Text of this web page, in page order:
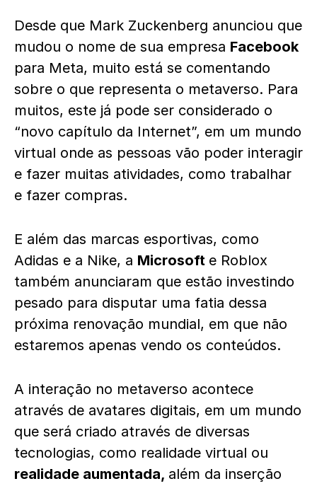
Desde que Mark Zuckenberg anunciou que
mudou o nome de sua empresa Facebook
para Meta, muito está se comentando
sobre o que representa o metaverso. Para
muitos, este já pode ser considerado o
“novo capítulo da Internet”, em um mundo
virtual onde as pessoas vão poder interagir
e fazer muitas atividades, como trabalhar
e fazer compras.
E além das marcas esportivas, como
Adidas e a Nike, a Microsoft e Roblox
também anunciaram que estão investindo
pesado para disputar uma fatia dessa
próxima renovação mundial, em que não
estaremos apenas vendo os conteúdos.
A interação no metaverso acontece
através de avatares digitais, em um mundo
que será criado através de diversas
tecnologias, como realidade virtual ou
realidade aumentada, além da inserção